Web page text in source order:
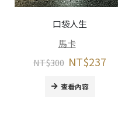
口袋人生
馬卡
NT$300 NT$237
查看內容